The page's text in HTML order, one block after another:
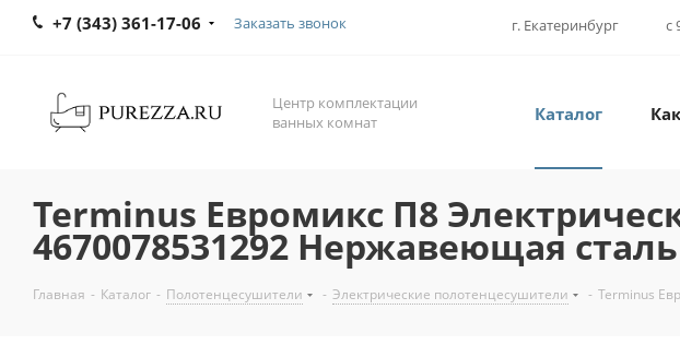
+7 (343) 361-17-06 Заказать звонок г. Екатеринбург с
Центр комплектации
ванных комнат
Каталог
Terminus Евромикс П8
4670078531292 Нержавеющая сталь
Главная - Каталог - Полотенцесушители - Электрические полотенцесушители - Terminus